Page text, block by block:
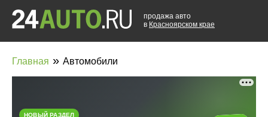
продажа авто
в Красноярском крае
Главная » Автомобили